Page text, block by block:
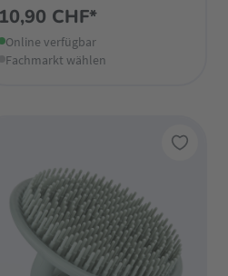
10,90 CHF*
Online verfügbar
Fachmarkt wählen